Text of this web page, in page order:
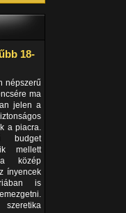
18-
népszerű
ma
jelen a
a piacra.
budget
mellett
közép
ínyencek
is